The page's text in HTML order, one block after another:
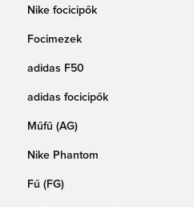
Nike focicipők
Focimezek
adidas F50
adidas focicipők
Műfű (AG)
Nike Phantom
Fű (FG)